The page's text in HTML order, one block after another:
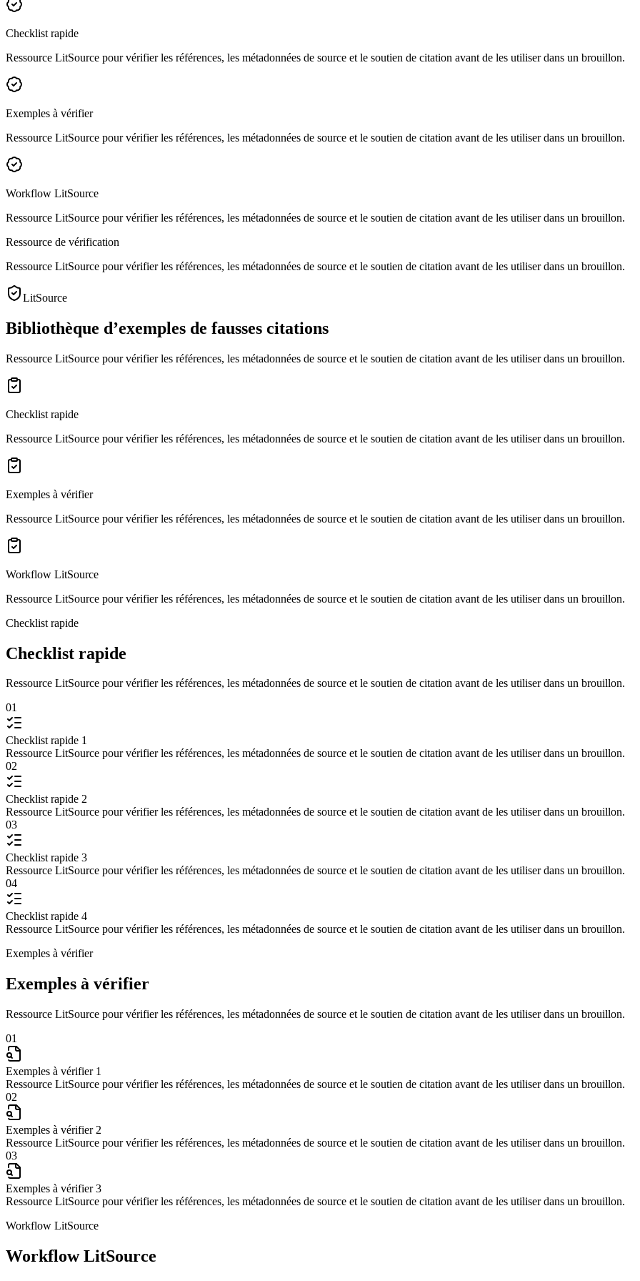
Checklist rapide
Ressource LitSource pour vérifier les références, les métadonnées de source et le soutien de citation avant de les utiliser dans un brouillon.
Exemples à vérifier
Ressource LitSource pour vérifier les références, les métadonnées de source et le soutien de citation avant de les utiliser dans un brouillon.
Workflow LitSource
Ressource LitSource pour vérifier les références, les métadonnées de source et le soutien de citation avant de les utiliser dans un brouillon.
Ressource de vérification
Ressource LitSource pour vérifier les références, les métadonnées de source et le soutien de citation avant de les utiliser dans un brouillon.
LitSource
Bibliothèque d’exemples de fausses citations
Ressource LitSource pour vérifier les références, les métadonnées de source et le soutien de citation avant de les utiliser dans un brouillon.
Checklist rapide
Ressource LitSource pour vérifier les références, les métadonnées de source et le soutien de citation avant de les utiliser dans un brouillon.
Exemples à vérifier
Ressource LitSource pour vérifier les références, les métadonnées de source et le soutien de citation avant de les utiliser dans un brouillon.
Workflow LitSource
Ressource LitSource pour vérifier les références, les métadonnées de source et le soutien de citation avant de les utiliser dans un brouillon.
Checklist rapide
Checklist rapide
Ressource LitSource pour vérifier les références, les métadonnées de source et le soutien de citation avant de les utiliser dans un brouillon.
01
Checklist rapide 1
Ressource LitSource pour vérifier les références, les métadonnées de source et le soutien de citation avant de les utiliser dans un brouillon.
02
Checklist rapide 2
Ressource LitSource pour vérifier les références, les métadonnées de source et le soutien de citation avant de les utiliser dans un brouillon.
03
Checklist rapide 3
Ressource LitSource pour vérifier les références, les métadonnées de source et le soutien de citation avant de les utiliser dans un brouillon.
04
Checklist rapide 4
Ressource LitSource pour vérifier les références, les métadonnées de source et le soutien de citation avant de les utiliser dans un brouillon.
Exemples à vérifier
Exemples à vérifier
Ressource LitSource pour vérifier les références, les métadonnées de source et le soutien de citation avant de les utiliser dans un brouillon.
01
Exemples à vérifier 1
Ressource LitSource pour vérifier les références, les métadonnées de source et le soutien de citation avant de les utiliser dans un brouillon.
02
Exemples à vérifier 2
Ressource LitSource pour vérifier les références, les métadonnées de source et le soutien de citation avant de les utiliser dans un brouillon.
03
Exemples à vérifier 3
Ressource LitSource pour vérifier les références, les métadonnées de source et le soutien de citation avant de les utiliser dans un brouillon.
Workflow LitSource
Workflow LitSource